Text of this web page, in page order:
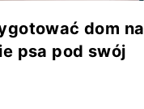
dom na
psa pod swój